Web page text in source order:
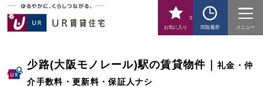
お気に入り
0
閲覧履歴
メニュー
少路(大阪モノレール)駅の賃貸物件 ｜礼金・仲
介手数料・更新料・保証人ナシ